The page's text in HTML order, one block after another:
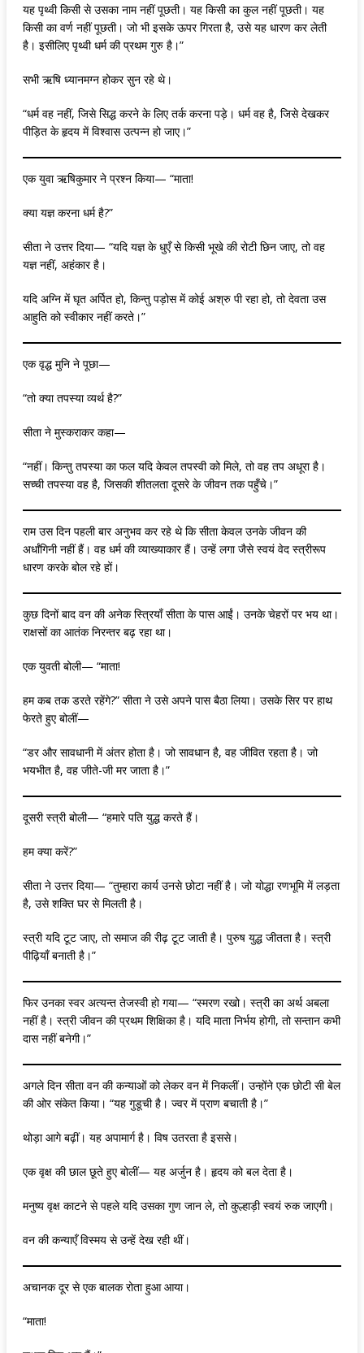
यह पृथ्वी किसी से उसका नाम नहीं पूछती। यह किसी का कुल नहीं पूछती। यह
किसी का वर्ण नहीं पूछती। जो भी इसके ऊपर गिरता है, उसे यह धारण कर लेती
है। इसीलिए पृथ्वी धर्म की प्रथम गुरु है।”
सभी ऋषि ध्यानमग्न होकर सुन रहे थे।
“धर्म वह नहीं, जिसे सिद्ध करने के लिए तर्क करना पड़े। धर्म वह है, जिसे देखकर
पीड़ित के हृदय में विश्वास उत्पन्न हो जाए।”
एक युवा ऋषिकुमार ने प्रश्न किया— “माता!
क्या यज्ञ करना धर्म है?”
सीता ने उत्तर दिया— “यदि यज्ञ के धुएँ से किसी भूखे की रोटी छिन जाए, तो वह
यज्ञ नहीं, अहंकार है।
यदि अग्नि में घृत अर्पित हो, किन्तु पड़ोस में कोई अश्रु पी रहा हो, तो देवता उस
आहुति को स्वीकार नहीं करते।”
एक वृद्ध मुनि ने पूछा—
“तो क्या तपस्या व्यर्थ है?”
सीता ने मुस्कराकर कहा—
“नहीं। किन्तु तपस्या का फल यदि केवल तपस्वी को मिले, तो वह तप अधूरा है।
सच्ची तपस्या वह है, जिसकी शीतलता दूसरे के जीवन तक पहुँचे।”
राम उस दिन पहली बार अनुभव कर रहे थे कि सीता केवल उनके जीवन की
अर्धांगिनी नहीं हैं। वह धर्म की व्याख्याकार हैं। उन्हें लगा जैसे स्वयं वेद स्त्रीरूप
धारण करके बोल रहे हों।
कुछ दिनों बाद वन की अनेक स्त्रियाँ सीता के पास आईं। उनके चेहरों पर भय था।
राक्षसों का आतंक निरन्तर बढ़ रहा था।
एक युवती बोली— “माता!
हम कब तक डरते रहेंगे?” सीता ने उसे अपने पास बैठा लिया। उसके सिर पर हाथ
फेरते हुए बोलीं—
“डर और सावधानी में अंतर होता है। जो सावधान है, वह जीवित रहता है। जो
भयभीत है, वह जीते-जी मर जाता है।”
दूसरी स्त्री बोली— “हमारे पति युद्ध करते हैं।
हम क्या करें?”
सीता ने उत्तर दिया— “तुम्हारा कार्य उनसे छोटा नहीं है। जो योद्धा रणभूमि में लड़ता
है, उसे शक्ति घर से मिलती है।
स्त्री यदि टूट जाए, तो समाज की रीढ़ टूट जाती है। पुरुष युद्ध जीतता है। स्त्री
पीढ़ियाँ बनाती है।”
फिर उनका स्वर अत्यन्त तेजस्वी हो गया— “स्मरण रखो। स्त्री का अर्थ अबला
नहीं है। स्त्री जीवन की प्रथम शिक्षिका है। यदि माता निर्भय होगी, तो सन्तान कभी
दास नहीं बनेगी।”
अगले दिन सीता वन की कन्याओं को लेकर वन में निकलीं। उन्होंने एक छोटी सी बेल
की ओर संकेत किया। “यह गुडूची है। ज्वर में प्राण बचाती है।”
थोड़ा आगे बढ़ीं। यह अपामार्ग है। विष उतरता है इससे।
एक वृक्ष की छाल छूते हुए बोलीं— यह अर्जुन है। हृदय को बल देता है।
मनुष्य वृक्ष काटने से पहले यदि उसका गुण जान ले, तो कुल्हाड़ी स्वयं रुक जाएगी।
वन की कन्याएँ विस्मय से उन्हें देख रही थीं।
अचानक दूर से एक बालक रोता हुआ आया।
“माता!